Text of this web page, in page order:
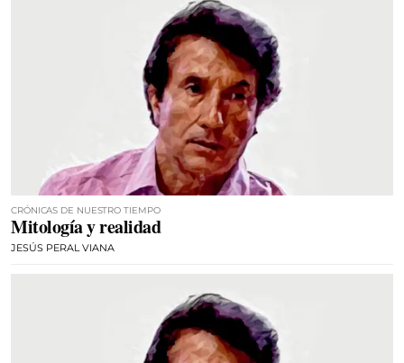
CRÓNICAS DE NUESTRO TIEMPO
Mitología y realidad
JESÚS PERAL VIANA